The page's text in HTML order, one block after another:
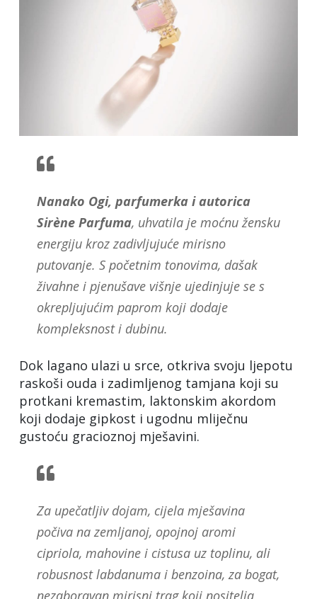
Nanako Ogi, parfumerka i autorica
Sirène Parfuma, uhvatila je moćnu žensku
energiju kroz zadivljujuće mirisno
putovanje. S početnim tonovima, dašak
živahne i pjenušave višnje ujedinjuje se s
okrepljujućim paprom koji dodaje
kompleksnost i dubinu.
Dok lagano ulazi u srce, otkriva svoju ljepotu
raskoši ouda i zadimljenog tamjana koji su
protkani kremastim, laktonskim akordom
koji dodaje gipkost i ugodnu mliječnu
gustoću gracioznoj mješavini.
Za upečatljiv dojam, cijela mješavina
počiva na zemljanoj, opojnoj aromi
cipriola, mahovine i cistusa uz toplinu, ali
robusnost labdanuma i benzoina, za bogat,